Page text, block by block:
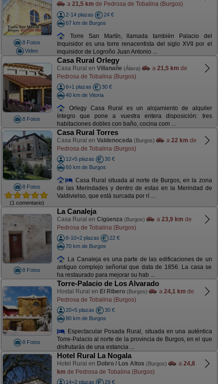
8 Fotos
Video
a 21,5 km de Pedrosa de Tobalina (Burgos)
2-14 plazas
24 €
67 km de Burgos
Torre San Martín, llamada también Palacio del
Inquisidor es una torre renacentista del siglo XVII por el
inquisidor de Logroño Juan Antonio ...
8 Fotos
Casa Rural Orlegy
Casa Rural en Villanañe (Álava) a 21,5 km de
Pedrosa de Tobalina (Burgos)
6+1 plazas
30 €
40 km de Vitoria
Orlegy Casa Rural es un alojamiento de alquiler
íntegro que pone a vuestra entera disposición: tres
habitaciones dobles con baño, cocina com ...
8 Fotos
(1 comentario)
Casa Rural Torres
Casa Rural en Valdenoceda (Burgos) a 22 km de
Pedrosa de Tobalina (Burgos)
12+5 plazas
30 €
60 km de Burgos
Casa Rural situada al norte de Burgos, en la zona
de las Merindades y dentro de estas en la Merindad de
Valdivielso, que está surcada por rí ...
8 Fotos
La Canaleja
Casa Rural en Cigüenza (Burgos) a 23,9 km de
Pedrosa de Tobalina (Burgos)
6-10+2 plazas
22 €
70 km de Burgos
La Canaleja es una parte de las edificaciones de un
antiguo complejo señorial que data de 1856. La casa se
ha restaurado para mejorar su hab ...
8 Fotos
Torre-Palacio de Los Alvarado
Hostal Rural en El Ribero (Burgos) a 24,1 km de
Pedrosa de Tobalina (Burgos)
20+5 plazas
30 €
80 km de Burgos
Espectacular Posada Rural, situada en una auténtica
Torre-Palacio al norte de la provincia de Burgos, en el que
disfrutarás de una estancia ...
Hotel Rural La Nogala
Hotel Rural en Dobro / Los Altos (Burgos) a 24,8
km de Pedrosa de Tobalina (Burgos)
14+2 plazas 29 €